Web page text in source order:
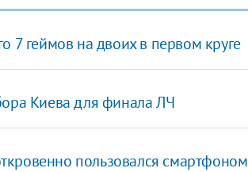
7 геймов на двоих в первом круге
Киева для финала ЛЧ
пользовался смартфоном